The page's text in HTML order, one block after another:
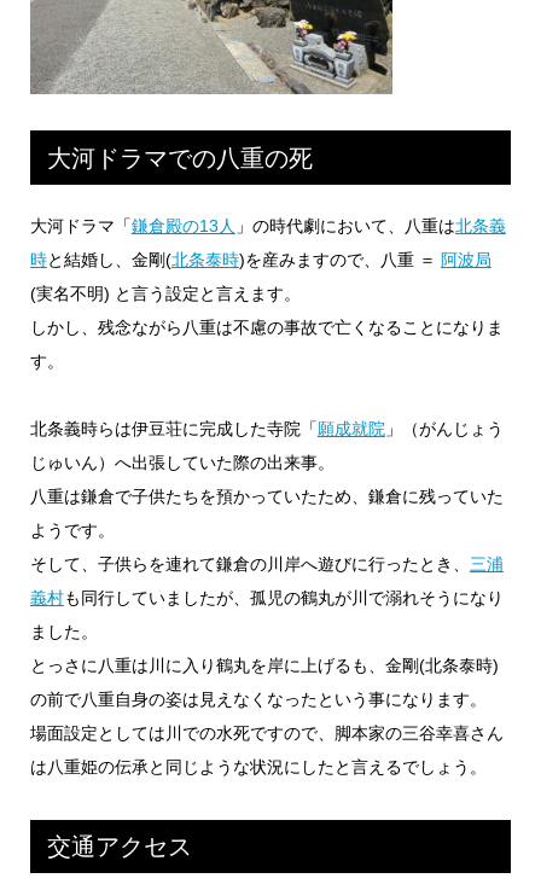
大河ドラマでの八重の死
大河ドラマ「鎌倉殿の13人 」の時代劇において、八重は北条義
時と結婚し、金剛(北条泰時)を産みますので、八重 ＝ 阿波局
(実名不明) と言う設定と言えます。
しかし、残念ながら八重は不慮の事故で亡くなることになりま
す。
北条義時らは伊豆荘に完成した寺院「願成就院 」（がんじょう
じゅいん）へ出張していた際の出来事。
八重は鎌倉で子供たちを預かっていたため、鎌倉に残っていた
ようです。
そして、子供らを連れて鎌倉の川岸へ遊びに行ったとき、 三浦
義村も同行していましたが、孤児の鶴丸が川で溺れそうになり
ました。
とっさに八重は川に入り鶴丸を岸に上げるも、金剛(北条泰時)
の前で八重自身の姿は見えなくなったという事になります。
場面設定としては川での水死ですので、脚本家の三谷幸喜さん
は八重姫の伝承と同じような状況にしたと言えるでしょう。
交通アクセス